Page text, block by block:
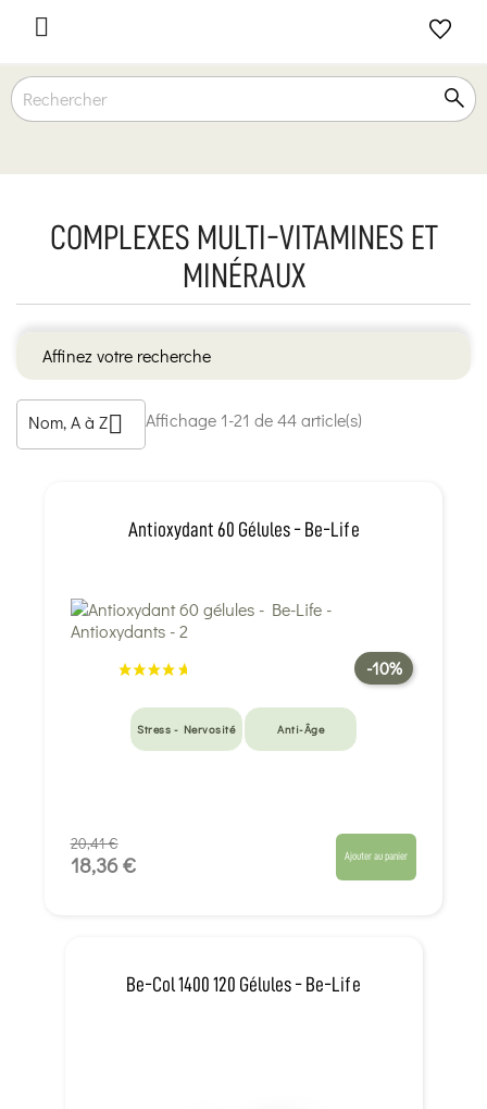

COMPLEXES MULTI-VITAMINES ET
MINÉRAUX
Affinez votre recherche
Nom, A à Z Affichage 1-21 de 44 article(s)
Antioxydant 60 Gélules - Be-Life
-10%
Stress - Nervosité Anti-Âge
20,41 €
18,36 € Ajouter au panier
Be-Col 1400 120 Gélules - Be-Life